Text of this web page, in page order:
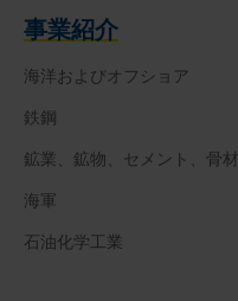
事業紹介
海洋およびオフショア
鉄鋼
鉱業、鉱物、セメント、骨材
海軍
石油化学工業